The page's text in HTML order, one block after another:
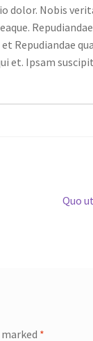
dolor. Nobis
Repudiandae
et. Ipsam
Next
Quo
*